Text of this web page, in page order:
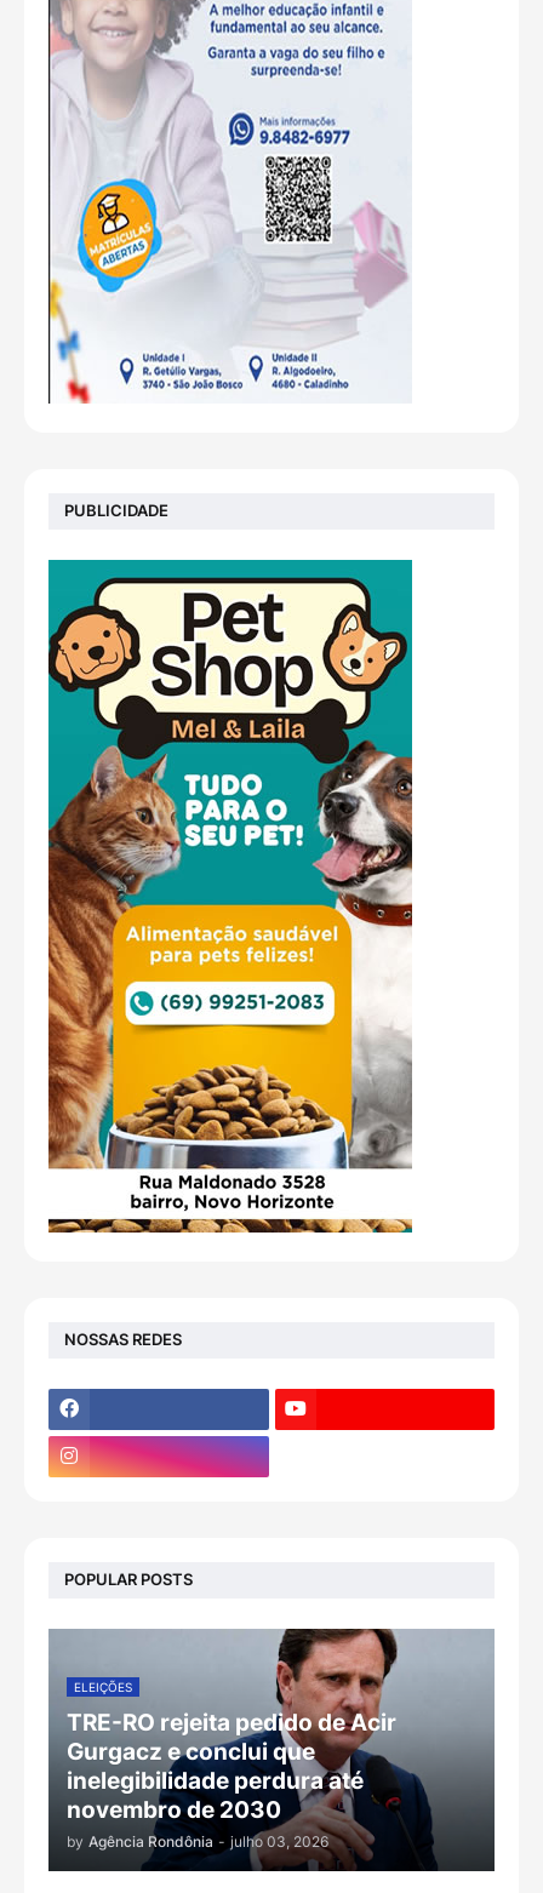
PUBLICIDADE
NOSSAS REDES
POPULAR POSTS
ELEIÇÕES
TRE-RO rejeita pedido de Acir
Gurgacz e conclui que
inelegibilidade perdura até
novembro de 2030
by Agência Rondônia - julho 03, 2026